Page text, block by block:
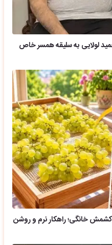
لولایی به سلیقه همسر خاص
خانگی؛ راهکار نرم و روشن